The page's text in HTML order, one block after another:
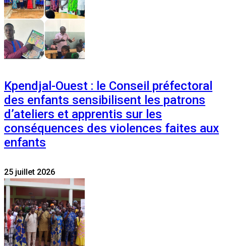
Kpendjal-Ouest : le Conseil préfectoral
des enfants sensibilisent les patrons
d’ateliers et apprentis sur les
conséquences des violences faites aux
enfants
25 juillet 2026